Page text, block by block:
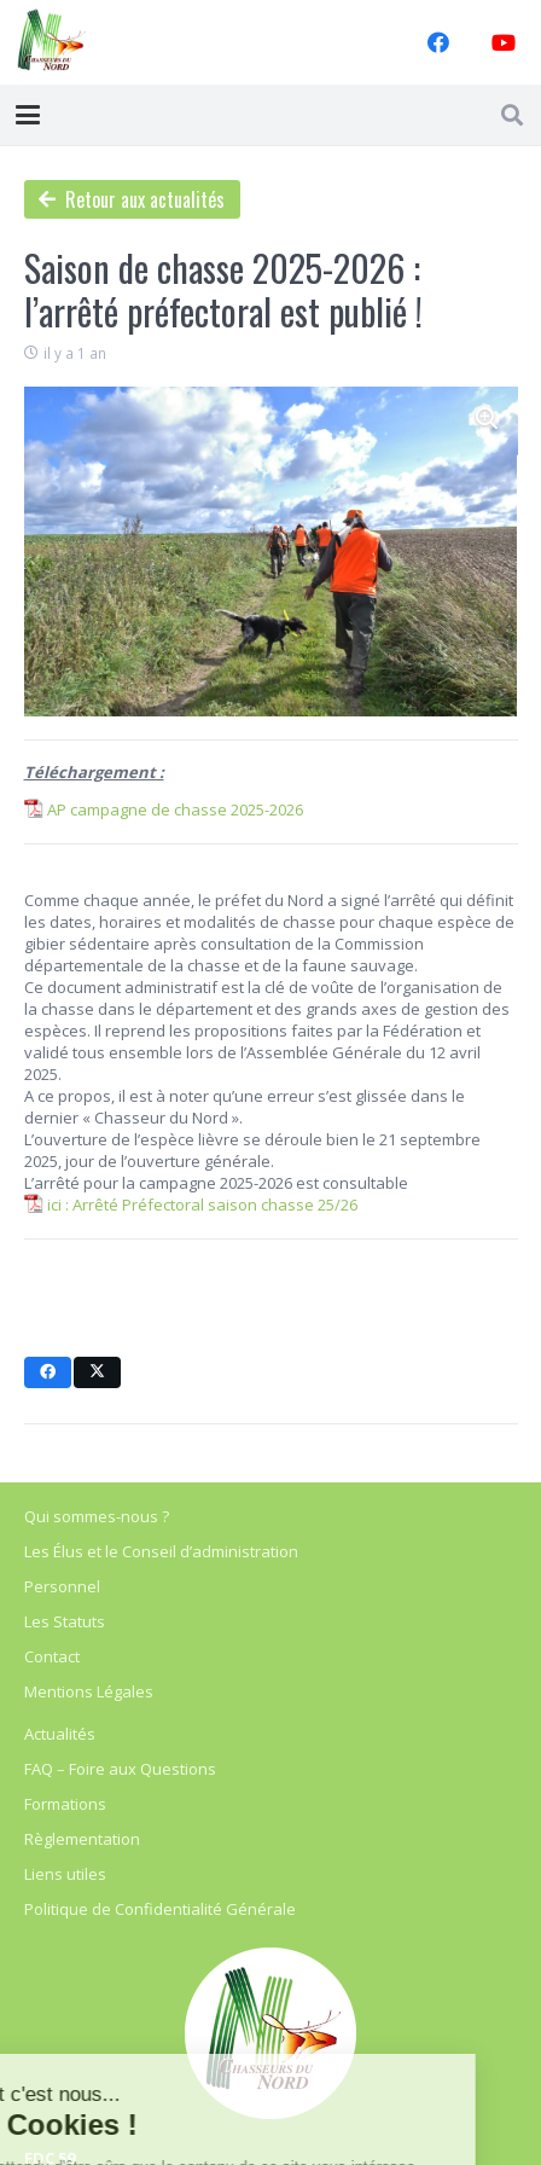
Retour aux actualités
Saison de chasse 2025-2026 :
l’arrêté préfectoral est publié !
il y a 1 an
Téléchargement :
AP campagne de chasse 2025-2026
Comme chaque année, le préfet du Nord a signé l’arrêté qui définit
les dates, horaires et modalités de chasse pour chaque espèce de
gibier sédentaire après consultation de la Commission
départementale de la chasse et de la faune sauvage.
Ce document administratif est la clé de voûte de l’organisation de
la chasse dans le département et des grands axes de gestion des
espèces. Il reprend les propositions faites par la Fédération et
validé tous ensemble lors de l’Assemblée Générale du 12 avril
2025.
A ce propos, il est à noter qu’une erreur s’est glissée dans le
dernier « Chasseur du Nord ».
L’ouverture de l’espèce lièvre se déroule bien le 21 septembre
2025, jour de l’ouverture générale.
L’arrêté pour la campagne 2025-2026 est consultable
ici : Arrêté Préfectoral saison chasse 25/26
Qui sommes-nous ?
Les Élus et le Conseil d’administration
Personnel
Les Statuts
Contact
Mentions Légales
Actualités
FAQ – Foire aux Questions
Formations
Règlementation
Liens utiles
Politique de Confidentialité Générale
FDC 59